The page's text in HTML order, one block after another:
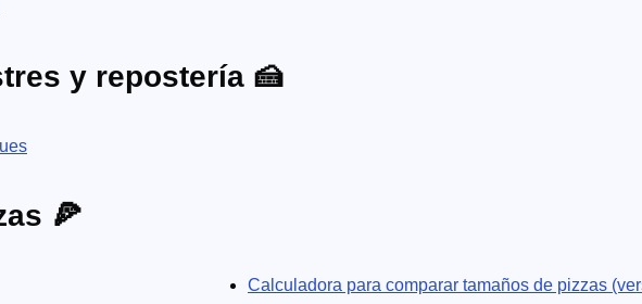
y repostería 🍰
🍕
Calculadora para comparar tamaños de pizzas